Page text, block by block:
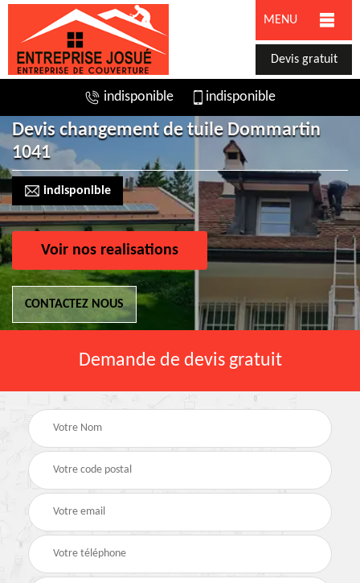
MENU
Devis gratuit
indisponible indisponible
Devis changement de tuile Dommartin
1041
indisponible
Voir nos realisations
CONTACTEZ NOUS
Demande de devis gratuit